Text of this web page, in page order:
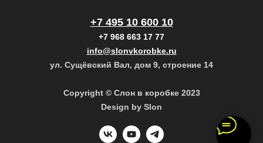
+7 495 10 600 10
+7 968 663 17 77
info@slonvkorobke.ru
ул. Сущёвский Вал, дом 9, строение 14
Copyright © Слон в коробке 2023
Design by Slon